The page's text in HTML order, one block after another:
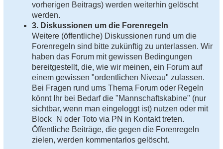
vorherigen Beitrags) werden weiterhin gelöscht
werden.
3. Diskussionen um die Forenregeln
Weitere (öffentliche) Diskussionen rund um die
Forenregeln sind bitte zukünftig zu unterlassen. Wir
haben das Forum mit gewissen Bedingungen
bereitgestellt, die, wie wir meinen, ein Forum auf
einem gewissen "ordentlichen Niveau" zulassen.
Bei Fragen rund ums Thema Forum oder Regeln
könnt Ihr bei Bedarf die "Mannschaftskabine" (nur
sichtbar, wenn man eingeloggt ist) nutzen oder mit
Block_N oder Toto via PN in Kontakt treten.
Öffentliche Beiträge, die gegen die Forenregeln
zielen, werden kommentarlos gelöscht.